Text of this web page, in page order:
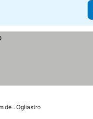
de : Ogliastro